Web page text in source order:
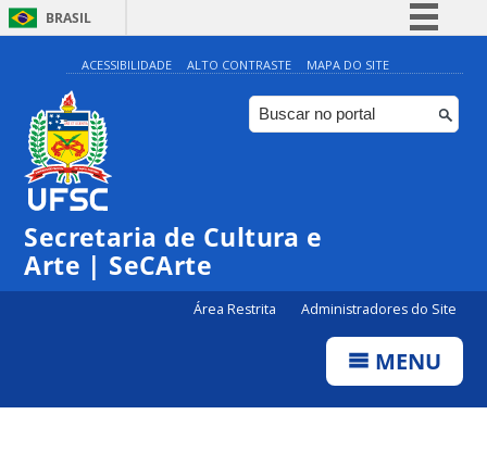
BRASIL
Simplifique!
Comunica BR
Participe
ACESSIBILIDADE ALTO CONTRASTE MAPA DO SITE
Secretaria de Cultura e
Arte | SeCArte
Área Restrita Administradores do Site
MENU